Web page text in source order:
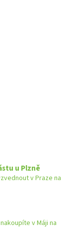
u Plzně
v Praze na
v Máji na